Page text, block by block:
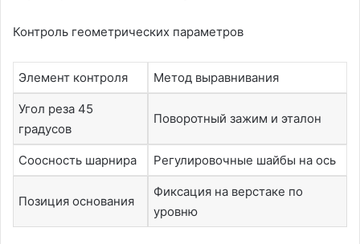
Контроль геометрических параметров
Элемент контроля Метод выравнивания
Угол реза 45
градусов
Поворотный зажим и эталон
Соосность шарнира Регулировочные шайбы на ось
Позиция основания
Фиксация на верстаке по
уровню